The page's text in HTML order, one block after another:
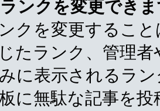
ンクを変更でき
クを変更するこ
たランク、管理
に表示されるラ
に無駄な記事を